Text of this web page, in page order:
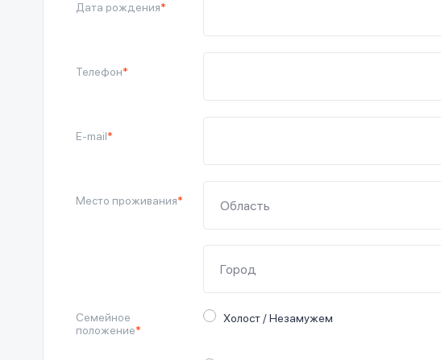
Дата рождения*
Телефон*
E-mail*
Место проживания*
Семейное
положение*
Холост / Незамужем